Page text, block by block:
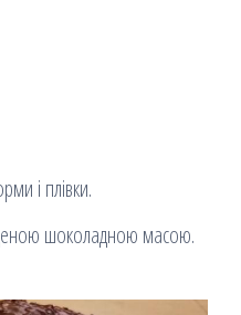
і плівки.
шоколадною масою.